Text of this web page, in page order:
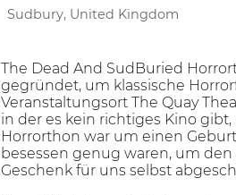
Sudbury, United Kingdom
The Dead And SudBuried
gegründet, um klassische
Veranstaltungsort The Quay
in der es kein richtiges Kino
Horrorthon war um einen
besessen genug waren, um
Geschenk für uns selbst